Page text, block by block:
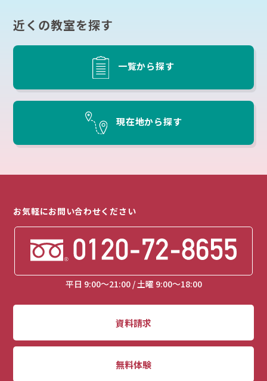
近くの教室を探す
一覧から探す
現在地から探す
お気軽にお問い合わせください
平日 9:00～21:00 / 土曜 9:00～18:00
資料請求
無料体験